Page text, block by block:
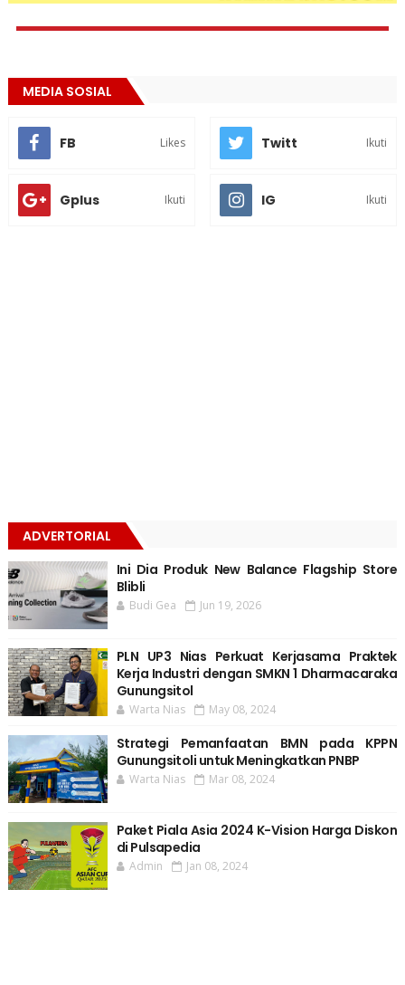
MEDIA SOSIAL
FB Likes Twitt Ikuti
Gplus Ikuti IG Ikuti
ADVERTORIAL
Ini Dia Produk New Balance Flagship Store
Blibli
Budi Gea Jun 19, 2026
PLN UP3 Nias Perkuat Kerjasama Praktek
Kerja Industri dengan SMKN 1 Dharmacaraka
Gunungsitol
Warta Nias May 08, 2024
Strategi Pemanfaatan BMN pada KPPN
Gunungsitoli untuk Meningkatkan PNBP
Warta Nias Mar 08, 2024
Paket Piala Asia 2024 K-Vision Harga Diskon
di Pulsapedia
Admin Jan 08, 2024